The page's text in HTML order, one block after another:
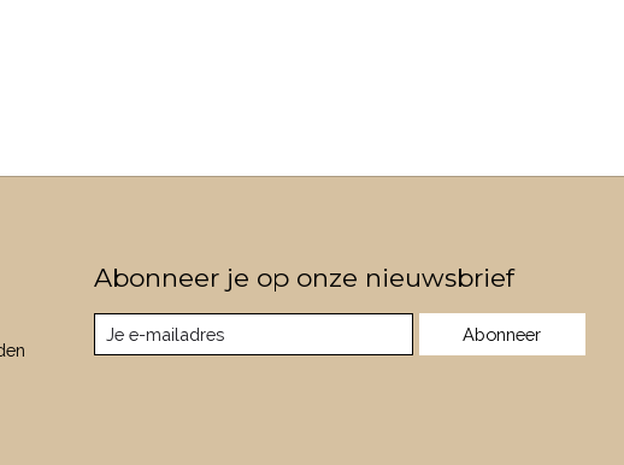
Abonneer je op onze nieuwsbrief
Abonneer